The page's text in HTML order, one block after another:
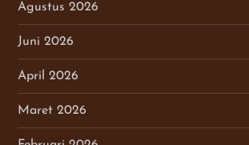
Agustus 2026
Juni 2026
April 2026
Maret 2026